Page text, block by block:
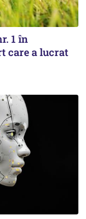
1 în
care a lucrat